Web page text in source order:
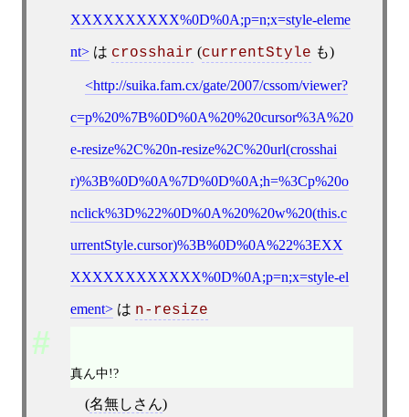
XXXXXXXXXX%0D%0A;p=n;x=style-eleme
nt は crosshair (currentStyle も)
http://suika.fam.cx/gate/2007/cssom/viewer?
c=p%20%7B%0D%0A%20%20cursor%3A%20
e-resize%2C%20n-resize%2C%20url(crosshai
r)%3B%0D%0A%7D%0D%0A;h=%3Cp%20o
nclick%3D%22%0D%0A%20%20w%20(this.c
urrentStyle.cursor)%3B%0D%0A%22%3EXX
XXXXXXXXXXXX%0D%0A;p=n;x=style-el
ement は n-resize
真ん中!?
(名無しさん)